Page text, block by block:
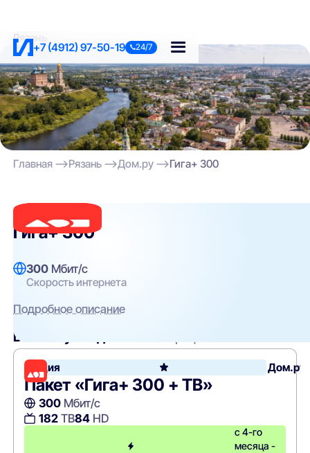
+7 (4912) 97-50-19 24/7
Рязань
Главная Рязань Дом.ру Гига+ 300
Дом.ру
Гига+ 300
300 Мбит/с
Скорость интернета
Подробное описание
Вам могут подойти
Акция Дом.ру
Пакет «Гига+ 300 + ТВ»
300Мбит/с
182ТВ84HD
с 4-го
месяца -